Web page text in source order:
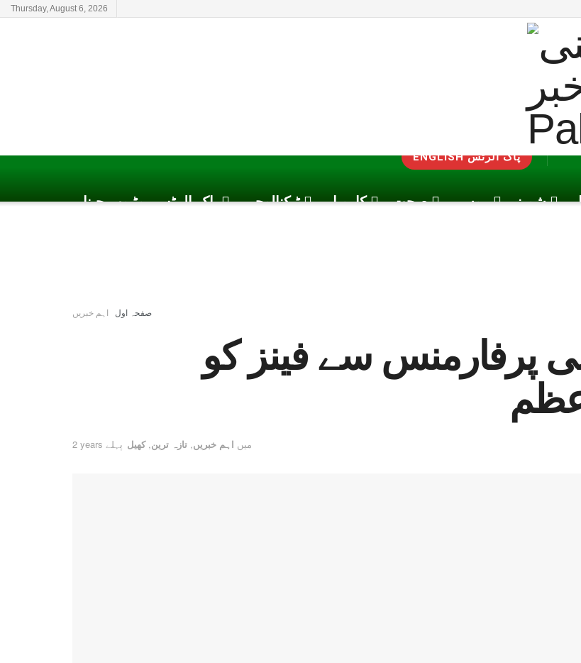
Thursday, August 6, 2026
ENGLISH پاک الرٹس
پاک الرٹس یوٹیوب چینل ٹیکنالوجی کاروبار صحت موسم شوبز
صفحہ اول اہم خبریں
پرفارمنس سے فینز کو
2 years پہلے میں اہم خبریں, تازہ ترین,کھیل